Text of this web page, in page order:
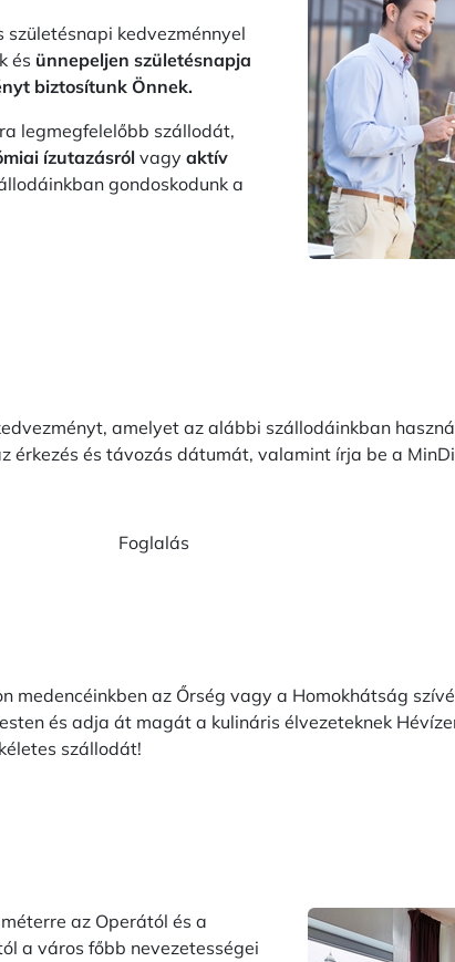
kedvezménnyel
és ünnepeljen születésnapja
biztosítunk Önnek.
legmegfelelőbb szállodát,
ízutazásról vagy aktív
gondoskodunk a
amelyet az alábbi szállodáinkban
és távozás dátumát, valamint írja be a
Foglalás
az Őrség vagy a Homokhátság
és adja át magát a kulináris élvezeteknek
szállodát!
az Operától és a
a város főbb nevezetességei